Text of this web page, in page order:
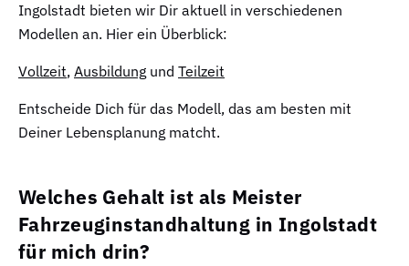
Ingolstadt bieten wir Dir aktuell in verschiedenen
Modellen an. Hier ein Überblick:
Vollzeit, Ausbildung und Teilzeit
Entscheide Dich für das Modell, das am besten mit
Deiner Lebensplanung matcht.
Welches Gehalt ist als Meister
Fahrzeuginstandhaltung in Ingolstadt
für mich drin?